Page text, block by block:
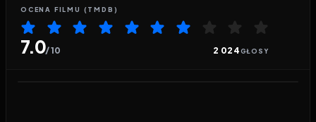
OCENA FILMU (TMDB)
7.0/ 10 2 024GŁOSY